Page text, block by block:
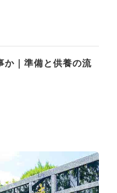
か｜準備と供養の流